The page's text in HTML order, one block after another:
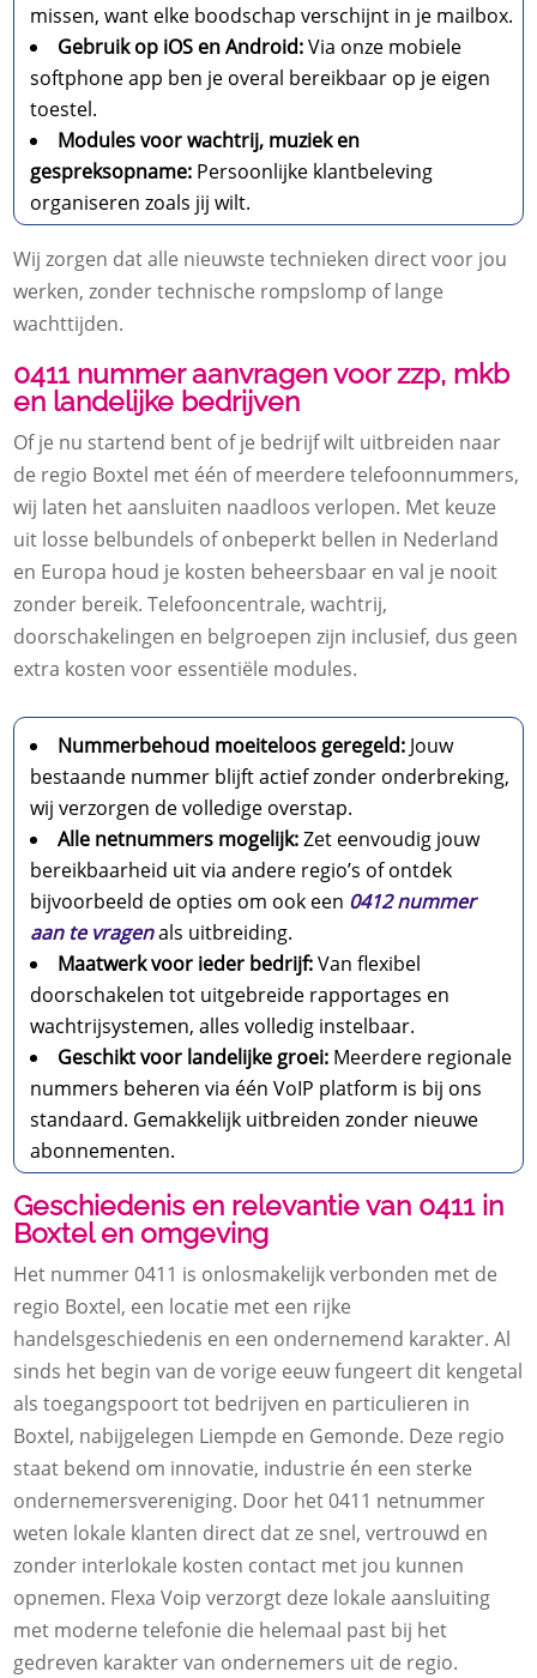
missen, want elke boodschap verschijnt in je mailbox.
Gebruik op iOS en Android:Via onze mobiele
softphone app ben je overal bereikbaar op je eigen
toestel.
Modules voor wachtrij, muziek en
gespreksopname: Persoonlijke klantbeleving
organiseren zoals jij wilt.
Wij zorgen dat alle nieuwste technieken direct voor jou
werken, zonder technische rompslomp of lange
wachttijden.
0411 nummer aanvragen voor zzp, mkb
en landelijke bedrijven
Of je nu startend bent of je bedrijf wilt uitbreiden naar
de regio Boxtel met één of meerdere telefoonnummers,
wij laten het aansluiten naadloos verlopen. Met keuze
uit losse belbundels of onbeperkt bellen in Nederland
en Europa houd je kosten beheersbaar en val je nooit
zonder bereik. Telefooncentrale, wachtrij,
doorschakelingen en belgroepen zijn inclusief, dus geen
extra kosten voor essentiële modules.
Nummerbehoud moeiteloos geregeld: Jouw
bestaande nummer blijft actief zonder onderbreking,
wij verzorgen de volledige overstap.
Alle netnummers mogelijk:Zet eenvoudig jouw
bereikbaarheid uit via andere regio’s of ontdek
bijvoorbeeld de opties om ook een 0412 nummer
aan te vragenals uitbreiding.
Maatwerk voor ieder bedrijf:Van flexibel
doorschakelen tot uitgebreide rapportages en
wachtrijsystemen, alles volledig instelbaar.
Geschikt voor landelijke groei: Meerdere regionale
nummers beheren via één VoIP platform is bij ons
standaard. Gemakkelijk uitbreiden zonder nieuwe
abonnementen.
Geschiedenis en relevantie van 0411 in
Boxtel en omgeving
Het nummer 0411 is onlosmakelijk verbonden met de
regio Boxtel, een locatie met een rijke
handelsgeschiedenis en een ondernemend karakter. Al
sinds het begin van de vorige eeuw fungeert dit kengetal
als toegangspoort tot bedrijven en particulieren in
Boxtel, nabijgelegen Liempde en Gemonde. Deze regio
staat bekend om innovatie, industrie én een sterke
ondernemersvereniging. Door het 0411 netnummer
weten lokale klanten direct dat ze snel, vertrouwd en
zonder interlokale kosten contact met jou kunnen
opnemen. Flexa Voip verzorgt deze lokale aansluiting
met moderne telefonie die helemaal past bij het
gedreven karakter van ondernemers uit de regio.